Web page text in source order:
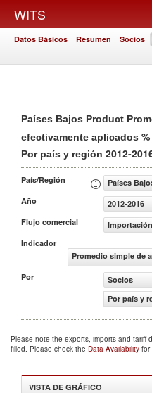
WITS
Datos Básicos Resumen Socios
Países Bajos Product
efectivamente aplicados %
Por país y región 2012-
País/Región
Países
Año
2012-2016
Flujo comercial
Importación
Indicador
Promedio simple de
Por
Socios
Por país y
Please note the exports, imports and
filled. Please check the Data Availability for
VISTA DE GRÁFICO